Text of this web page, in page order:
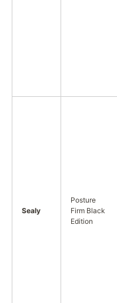
Sealy
Posture
Firm Black
Edition